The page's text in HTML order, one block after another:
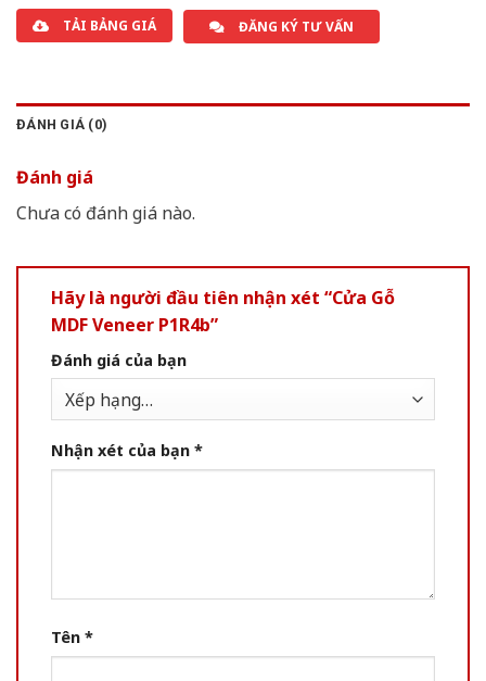
TẢI BẢNG GIÁ ĐĂNG KÝ TƯ VẤN
ĐÁNH GIÁ (0)
Đánh giá
Chưa có đánh giá nào.
Hãy là người đầu tiên nhận xét “Cửa Gỗ
MDF Veneer P1R4b”
Đánh giá của bạn
Nhận xét của bạn *
Tên *